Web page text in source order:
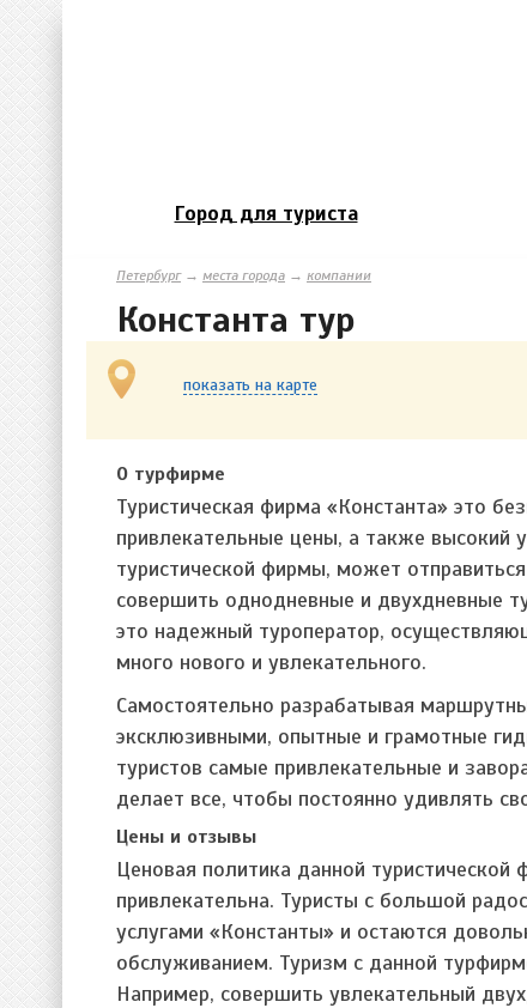
Город для туриста
Петербург→ места города → компании
Константа тур
показать на карте
О турфирме
Туристическая фирма «Константа» это
привлекательные цены, а также
туристической фирмы, может
совершить однодневные и двухдневные
это надежный туроператор,
много нового и увлекательного.
Самостоятельно разрабатывая
эксклюзивными, опытные и грамотные
туристов самые привлекательные и
делает все, чтобы постоянно удивлять
Цены и отзывы
Ценовая политика данной туристической
привлекательна. Туристы с большой
услугами «Константы» и остаются
обслуживанием. Туризм с данной
Например, совершить увлекательный